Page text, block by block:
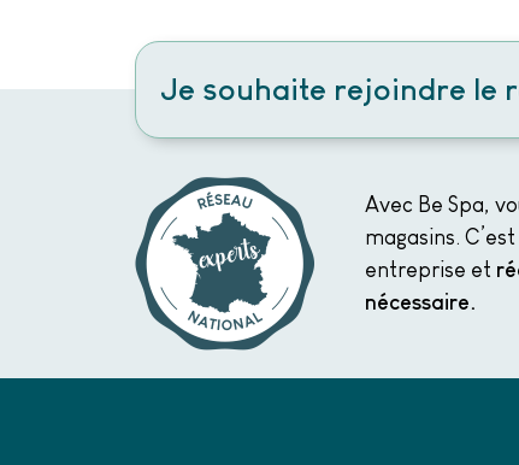
Je souhaite rejoindre le
Avec Be Spa,
magasins.
entreprise et
nécessaire.